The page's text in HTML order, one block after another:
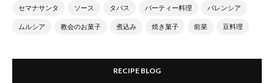
セマナサンタ ソース タパス パーティー料理 バレンシア
ムルシア 教会のお菓子 煮込み 焼き菓子 前菜 豆料理
RECIPE BLOG